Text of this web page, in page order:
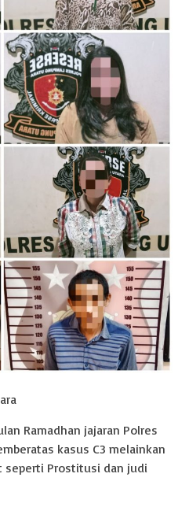
Ramadhan jajaran Polres
kasus C3 melainkan
seperti Prostitusi dan judi